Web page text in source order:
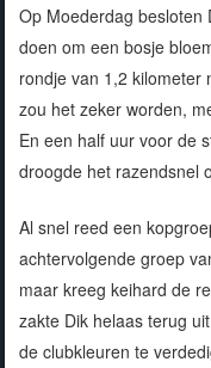
Op Moederdag besloten
doen om een bosje
rondje van 1,2 kilometer
zou het zeker worden,
En een half uur voor de
droogde het razendsnel
Al snel reed een
achtervolgende groep
maar kreeg keihard de
zakte Dik helaas terug
de clubkleuren te